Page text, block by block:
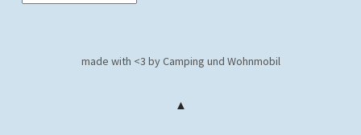
made with <3 by Camping und Wohnmobil